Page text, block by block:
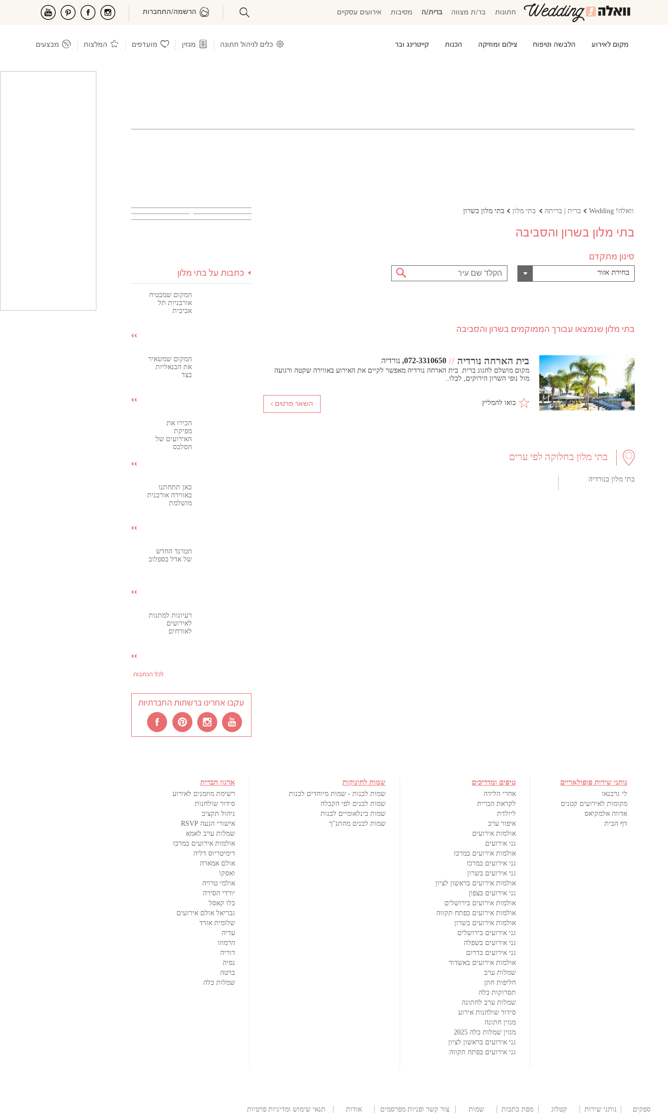
חתונות בר/ת מצווה ברית/ה מסיבות אירועים עסקיים הרשמה/התחברות
מקום לאירוע הלבשה וטיפוח צילום ומוזיקה הכנות קייטרינג ובר כלים לניהול חתונה מגזין מועדפים המלצות מבצעים
וואלה! Wedding ברית | בריתה בתי מלון בתי מלון בשרון
בתי מלון בשרון והסביבה
סינון מתקדם
בחירת אזור
בתי מלון שנמצאו עבורך הממוקמים בשרון והסביבה
בית הארחה נורדיה //
072-3310650 נורדיה
מקום מושלם לחגוג ברית. בית הארחה נורדיה מאפשר לקיים את האירוע באווירה שקטה ורגועה
מול נופי השרון הירוקים, לבלו..
בואו להמליץ
בתי מלון בחלוקה לפי ערים
בתי מלון בנורדיה
כתבות על בתי מלון
המקום שמבטיח
אורבניות תל
אביבית
המקום שמשאיר
את הבנאליות
בצד
הכירו את
מפיקת
האירועים של
הסלבס
כאן תתחתנו
באווירה אורבנית
מושלמת
הטרנד החדש
של אדל בספלוב
רעיונות למתנות
לאירועים
לאורחים
לכל הכתבות
עקבו אחרינו ברשתות החברתיות
נותני שירות פופולאריים
לי גרבנאו
מקומות לאירועים קטנים
אדווה אלמקיאס
דף הבית
טיפים ומדריכים
אחרי הלידה
לקראת הברית
ליולדת
איפור ערב
אולמות אירועים
גני אירועים
אולמות אירועים במרכז
גני אירועים במרכז
גני אירועים בשרון
אולמות אירועים בראשון לציון
גני אירועים בצפון
אולמות אירועים בירושלים
אולמות אירועים בפתח תקווה
אולמות אירועים בשרון
גני אירועים בירושלים
גני אירועים בשפלה
גני אירועים בדרום
אולמות אירועים באשדוד
שמלות ערב
חליפות חתן
תסרוקות כלה
שמלות ערב לחתונה
סידור שולחנות אירוע
מגזין חתונה
מגזין שמלות כלה 2025
גני אירועים בראשון לציון
גני אירועים בפתח תקווה
שמות לתינוקות
שמות לבנות - שמות מיוחדים לבנות
שמות לבנים לפי הקבלה
שמות בינלאומיים לבנות
שמות לבנים מהתנ''ך
ארגון הברית
רשימת מוזמנים לאירוע
סידור שולחנות
ניהול תקציב
אישורי הגעה RSVP
שמלות ערב לאמא
אולמות אירועים במרכז
דימיטריוס דליה
אולם אמארה
ואסקו
אולמי טרויה
יורדי הסירה
בלו קאסל
גבריאל אולם אירועים
שלומית אזרד
עדיה
הרמוזו
דוריה
נסיה
ברטה
שמלות כלה
ספקים נותני שירות קטלוג מפת כתבות שמות צור קשר ופניות מפרסמים אודות תנאי שימוש ומדיניות פרטיות